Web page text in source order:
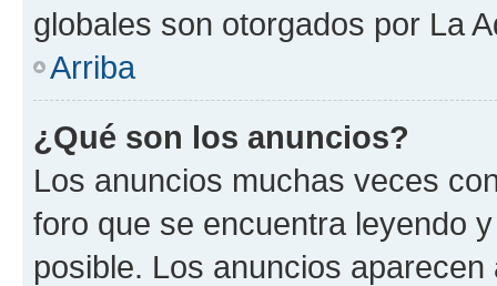
globales son otorgados por La
Arriba
¿Qué son los anuncios?
Los anuncios muchas veces
foro que se encuentra leyendo
posible. Los anuncios